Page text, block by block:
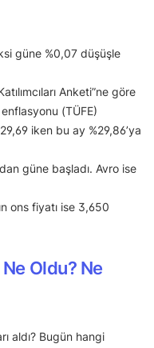
güne %0,07 düşüşle
Anketi”ne göre
enflasyonu (TÜFE)
iken bu ay %29,86’ya
güne başladı. Avro ise
ons fiyatı ise 3,650
Oldu? Ne
aldı? Bugün hangi